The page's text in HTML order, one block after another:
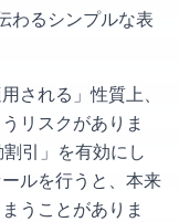
わるシンプルな表
される」性質上、
リスクがありま
引」を有効にし
ルを行うと、本来
うことがありま